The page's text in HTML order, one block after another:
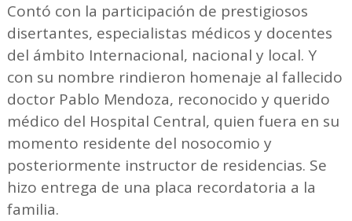
Contó con la participación de prestigiosos
disertantes, especialistas médicos y docentes
del ámbito Internacional, nacional y local. Y
con su nombre rindieron homenaje al fallecido
doctor Pablo Mendoza, reconocido y querido
médico del Hospital Central, quien fuera en su
momento residente del nosocomio y
posteriormente instructor de residencias. Se
hizo entrega de una placa recordatoria a la
familia.